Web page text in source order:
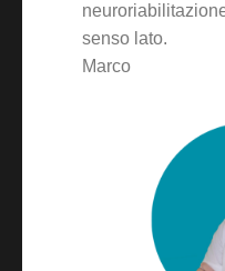
senso lato.
Marco